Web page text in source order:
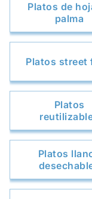
Platos de
palma
Platos street
Platos
Platos